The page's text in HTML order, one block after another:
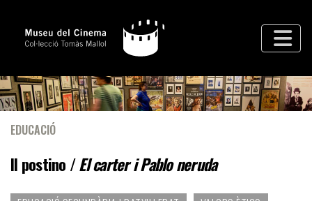
EDUCACIÓ
Il postino /El carter i Pablo neruda